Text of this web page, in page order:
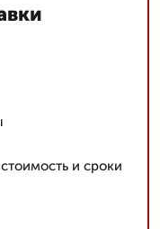
и сроки